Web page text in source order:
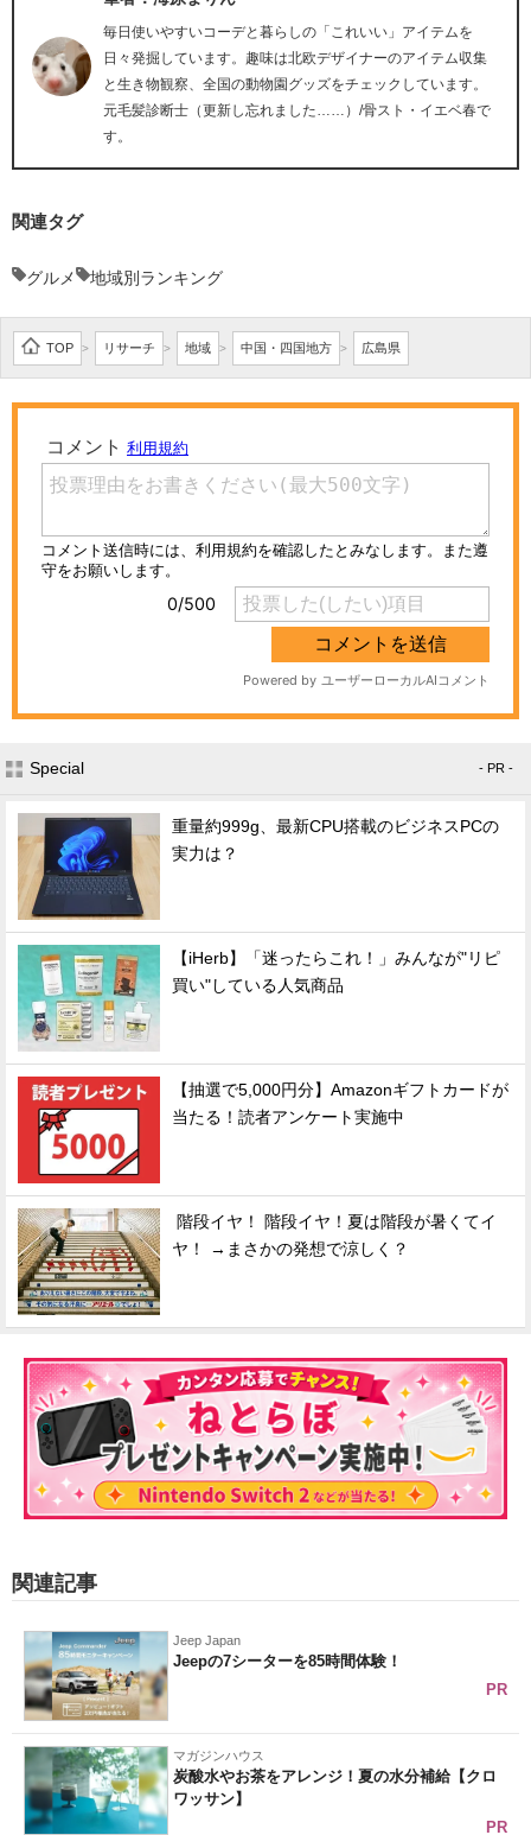
毎日使いやすいコーデと暮らしの「これいい」アイテムを
日々発掘しています。趣味は北欧デザイナーのアイテム収集
と生き物観察、全国の動物園グッズをチェックしています。
元毛髪診断士（更新し忘れました……）/骨スト・イエベ春で
す。
関連タグ
グルメ 地域別ランキング
TOP > リサーチ > 地域 > 中国・四国地方 > 広島県
Special - PR -
重量約999g、最新CPU搭載のビジネスPCの
実力は？
【iHerb】「迷ったらこれ！」みんなが"リピ
買い"している人気商品
【抽選で5,000円分】Amazonギフトカードが
当たる！読者アンケート実施中
階段イヤ！ 階段イヤ！夏は階段が暑くてイ
ヤ！ →まさかの発想で涼しく？
関連記事
Jeep Japan
Jeepの7シーターを85時間体験！
PR
マガジンハウス
炭酸水やお茶をアレンジ！夏の水分補給【クロ
ワッサン】
PR